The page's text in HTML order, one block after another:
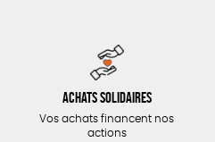
Achats solidaires
Vos achats financent nos
actions